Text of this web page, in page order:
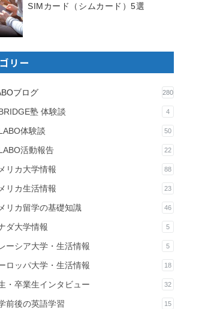
SIMカード（シムカード）5選
リー
ブログ 280
塾 体験談 4
体験談 50
活動報告 22
リカ大学情報 88
リカ生活情報 23
リカ留学の基礎知識 46
ダ大学情報 5
ーシア大学・生活情報 5
ロッパ大学・生活情報 18
・卒業生インタビュー 32
前後の英語学習 15